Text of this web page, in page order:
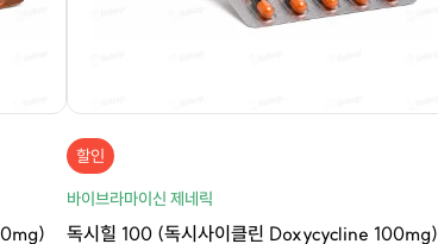
할인
바이브라마이신 제네릭
독시힐 100 (독시사이클린 Doxycycline 100mg)